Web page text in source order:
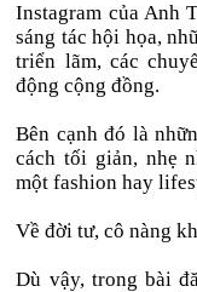
Instagram của Anh
sáng tác hội họa,
triển lãm, các
động cộng đồng.
Bên cạnh đó là
cách tối giản, nhẹ
một fashion hay
Về đời tư, cô nàng
Dù vậy, trong bài